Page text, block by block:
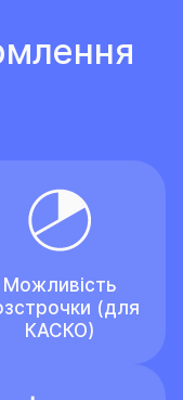
Можливість
(для
КАСКО)